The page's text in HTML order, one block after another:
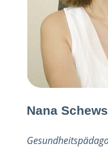
Nana